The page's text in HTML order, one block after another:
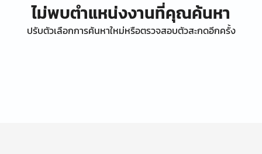
ไม่พบตำแหน่งงานที่คุณค้นหา
ปรับตัวเลือกการค้นหาใหม่หรือตรวจสอบตัวสะกดอีกครั้ง